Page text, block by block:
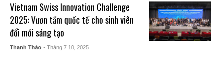
Vietnam Swiss Innovation Challenge
2025: Vươn tầm quốc tế cho sinh viên
đổi mới sáng tạo
Thanh Thảo - Tháng 7 10, 2025